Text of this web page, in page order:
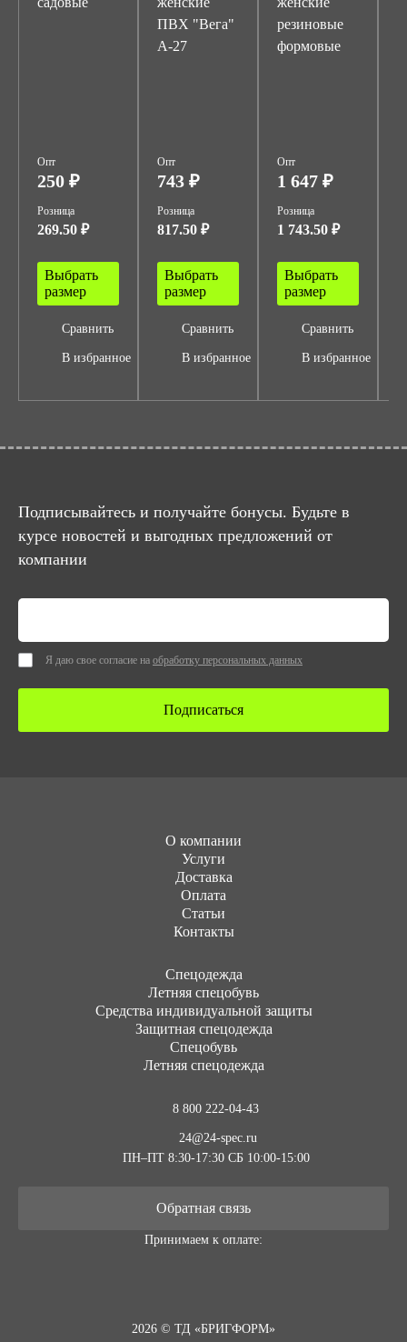
Опт
250 ₽
Розница
269.50 ₽
Выбрать
размер
Сравнить
В избранное
ПВХ "Вега"
А-27
Опт
743 ₽
Розница
817.50 ₽
Выбрать
размер
Сравнить
В избранное
резиновые
формовые
Опт
1 647 ₽
Розница
1 743.50 ₽
Выбрать
размер
Сравнить
В избранное
Подписывайтесь и получайте бонусы. Будьте в
курсе новостей и выгодных предложений от
компании
Я даю свое согласие на обработку персональных данных
Подписаться
О компании
Услуги
Доставка
Оплата
Статьи
Контакты
Cпецодежда
Летняя спецобувь
Средства индивидуальной защиты
Защитная спецодежда
Спецобувь
Летняя спецодежда
8 800 222-04-43
24@24-spec.ru
ПН–ПТ 8:30-17:30 СБ 10:00-15:00
Обратная связь
Принимаем к оплате:
2026 © ТД «БРИГФОРМ»